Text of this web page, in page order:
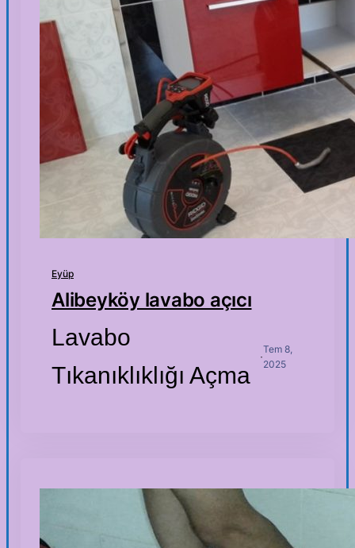
Eyüp
Alibeyköy lavabo açıcı
Lavabo
Tıkanıklıklığı Açma
·
Tem 8,
2025